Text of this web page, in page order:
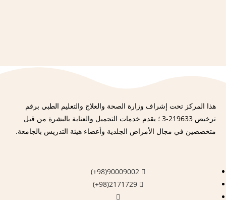
هذا المركز تحت إشراف وزارة الصحة والعلاج والتعليم الطبي برقم
ترخيص 219633-3 ؛ يقدم خدمات التجميل والعناية بالبشرة من قبل
متخصصين في مجال الأمراض الجلدية وأعضاء هيئة التدريس بالجامعة.
90009002(98+)
2171729(98+)